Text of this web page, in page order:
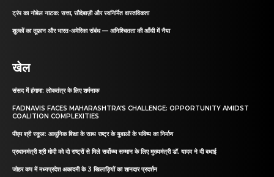
ट्रंप का नोबेल नाटक: सत्ता, सौदेबाज़ी और स्वनिर्मित वास्तविकता
शुल्कों का तूफ़ान और भारत-अमेरिका संबंध — अनिश्चितता की आँधी में नैया
खेल
संसद में हंगामा: लोकतंत्र के लिए शर्मनाक
FADNAVIS FACES MAHARASHTRA’S CHALLENGE: OPPORTUNITY AMIDST
COALITION COMPLEXITIES
पीएम श्री स्कूल: आधुनिक शिक्षा के साथ राष्ट्र के युवाओं के भविष्य का निर्माण
प्रधानमंत्री श्री मोदी को दो राष्ट्रों से मिले सर्वोच्च सम्मान के लिए मुख्यमंत्री डॉ. यादव ने दी बधाई
जोहर कप में मध्यप्रदेश अकादमी के 3 खिलाड़ियों का शानदार प्रदर्शन